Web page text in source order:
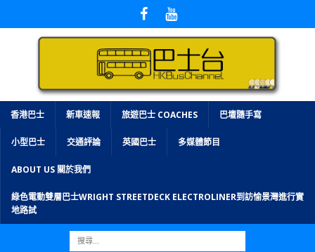
香港巴士 新車速報 旅遊巴士 COACHES 巴壇隨手寫
小型巴士 交通評論 英國巴士 多媒體節目
ABOUT US 關於我們
綠色電動雙層巴士WRIGHT STREETDECK ELECTROLINER到訪愉景灣進行實
地路試